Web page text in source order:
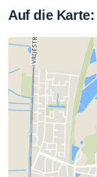
Auf die Karte: